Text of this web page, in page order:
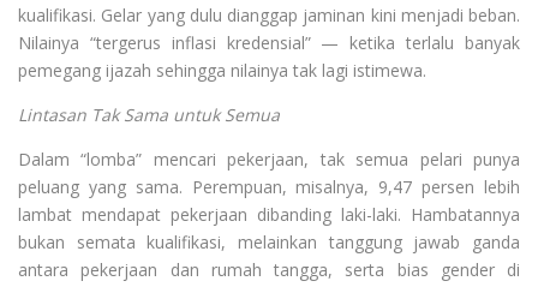
kualifikasi. Gelar yang dulu dianggap jaminan kini menjadi beban.
Nilainya “tergerus inflasi kredensial” — ketika terlalu banyak
pemegang ijazah sehingga nilainya tak lagi istimewa.
Lintasan Tak Sama untuk Semua
Dalam “lomba” mencari pekerjaan, tak semua pelari punya
peluang yang sama. Perempuan, misalnya, 9,47 persen lebih
lambat mendapat pekerjaan dibanding laki-laki. Hambatannya
bukan semata kualifikasi, melainkan tanggung jawab ganda
antara pekerjaan dan rumah tangga, serta bias gender di